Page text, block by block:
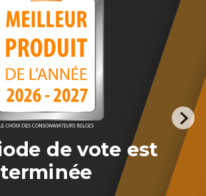
de vote est
terminée